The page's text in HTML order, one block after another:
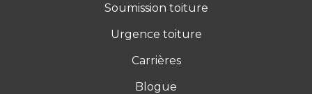
Soumission toiture
Urgence toiture
Carrières
Blogue